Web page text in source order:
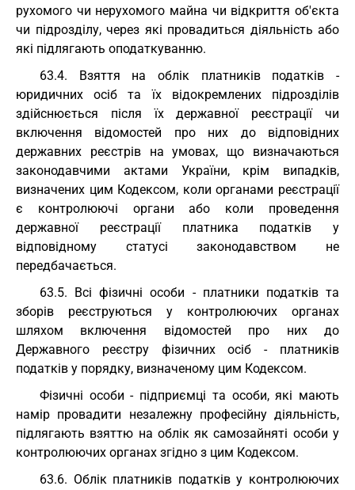
рухомого чи нерухомого майна чи відкриття об'єкта
чи підрозділу, через які провадиться діяльність або
які підлягають оподаткуванню.
63.4. Взяття на облік платників податків -
юридичних осіб та їх відокремлених підрозділів
здійснюється після їх державної реєстрації чи
включення відомостей про них до відповідних
державних реєстрів на умовах, що визначаються
законодавчими актами України, крім випадків,
визначених цим Кодексом, коли органами реєстрації
є контролюючі органи або коли проведення
державної реєстрації платника податків у
відповідному статусі законодавством не
передбачається.
63.5. Всі фізичні особи - платники податків та
зборів реєструються у контролюючих органах
шляхом включення відомостей про них до
Державного реєстру фізичних осіб - платників
податків у порядку, визначеному цим Кодексом.
Фізичні особи - підприємці та особи, які мають
намір провадити незалежну професійну діяльність,
підлягають взяттю на облік як самозайняті особи у
контролюючих органах згідно з цим Кодексом.
63.6. Облік платників податків у контролюючих